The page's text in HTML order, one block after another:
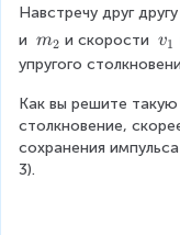
Навстречу друг
и m
_
m2 и скорости v
_
v1
упругого
Как вы решите такую
столкновение,
сохранения
3).